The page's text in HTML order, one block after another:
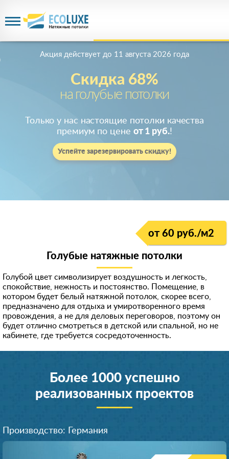
Скидка 68%
на голубые потолки
Акция действует до 11 августа 2026 года
Только у нас настоящие потолки качества
премиум по цене от 1 руб.!
Успейте зарезервировать скидку!
от 60 руб./м2
Голубые натяжные потолки
Голубой цвет символизирует воздушность и легкость,
спокойствие, нежность и постоянство. Помещение, в
котором будет белый натяжной потолок, скорее всего,
предназначено для отдыха и умиротворенного время
провождения, а не для деловых переговоров, поэтому он
будет отлично смотреться в детской или спальной, но не
кабинете, где требуется сосредоточенность.
Более 1000 успешно
реализованных проектов
Производство: Германия